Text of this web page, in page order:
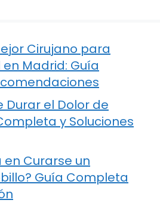
Cirujano para
Madrid: Guía
Durar el Dolor de
y Soluciones
Curarse un
Guía Completa